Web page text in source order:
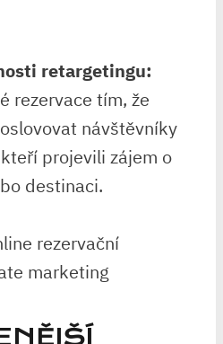
retargetingu:
rezervace tím, že
návštěvníky
projevili zájem o
destinaci.